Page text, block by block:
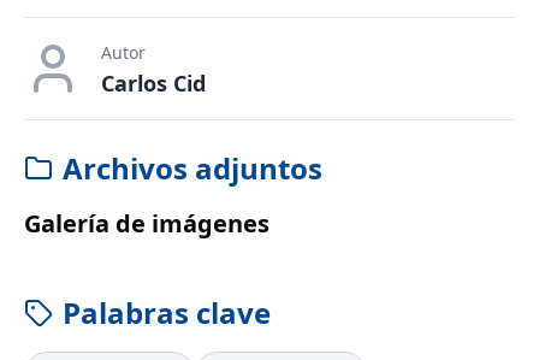
Autor
Carlos Cid
Archivos adjuntos
Galería de imágenes
Palabras clave